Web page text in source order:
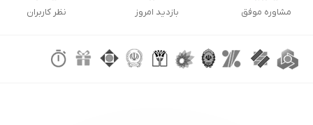
مشاوره موفق بازدید امروز نظر کاربران